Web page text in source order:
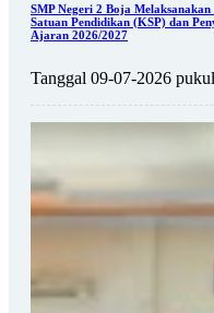
SMP Negeri 2 Boja
Satuan Pendidikan (KSP) dan
Ajaran 2026/2027
Tanggal 09-07-2026